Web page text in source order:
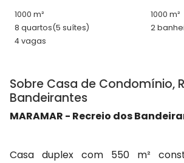
1000 m²
1000 m²
8 quartos(5 suítes)
2
4 vagas
Sobre Casa de Condomínio,
Bandeirantes
MARAMAR - Recreio dos
Casa duplex com 550 m²